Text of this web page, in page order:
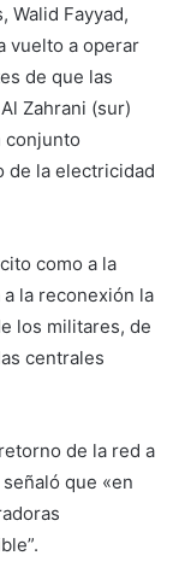
Walid Fayyad,
vuelto a operar
de que las
Zahrani (sur)
conjunto
de la electricidad
como a la
la reconexión la
los militares, de
centrales
de la red a
que «en